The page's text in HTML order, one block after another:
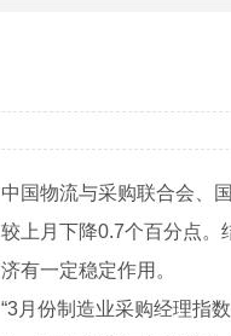
中国物流与采购联合会、
较上月下降0.7个百分点。
济有一定稳定作用。
“3月份制造业采购经理指